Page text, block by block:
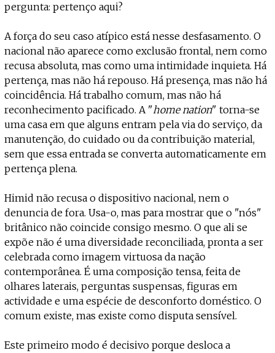
pergunta: pertenço aqui?
A força do seu caso atípico está nesse desfasamento. O
nacional não aparece como exclusão frontal, nem como
recusa absoluta, mas como uma intimidade inquieta. Há
pertença, mas não há repouso. Há presença, mas não há
coincidência. Há trabalho comum, mas não há
reconhecimento pacificado. A "home nation" torna-se
uma casa em que alguns entram pela via do serviço, da
manutenção, do cuidado ou da contribuição material,
sem que essa entrada se converta automaticamente em
pertença plena.
Himid não recusa o dispositivo nacional, nem o
denuncia de fora. Usa-o, mas para mostrar que o "nós"
britânico não coincide consigo mesmo. O que ali se
expõe não é uma diversidade reconciliada, pronta a ser
celebrada como imagem virtuosa da nação
contemporânea. É uma composição tensa, feita de
olhares laterais, perguntas suspensas, figuras em
actividade e uma espécie de desconforto doméstico. O
comum existe, mas existe como disputa sensível.
Este primeiro modo é decisivo porque desloca a